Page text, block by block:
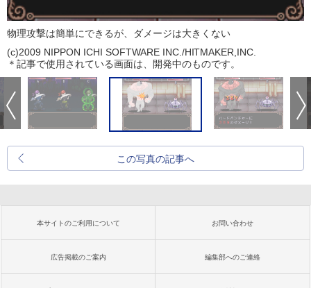
物理攻撃は簡単にできるが、ダメージは大きくない
(c)2009 NIPPON ICHI SOFTWARE INC./HITMAKER,INC.
＊記事で使用されている画面は、開発中のものです。
この写真の記事へ
本サイトのご利用について お問い合わせ
広告掲載のご案内 編集部へのご連絡